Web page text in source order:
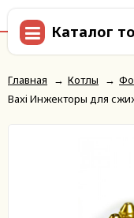
Каталог
Главная → Котлы →
Baxi Инжекторы для